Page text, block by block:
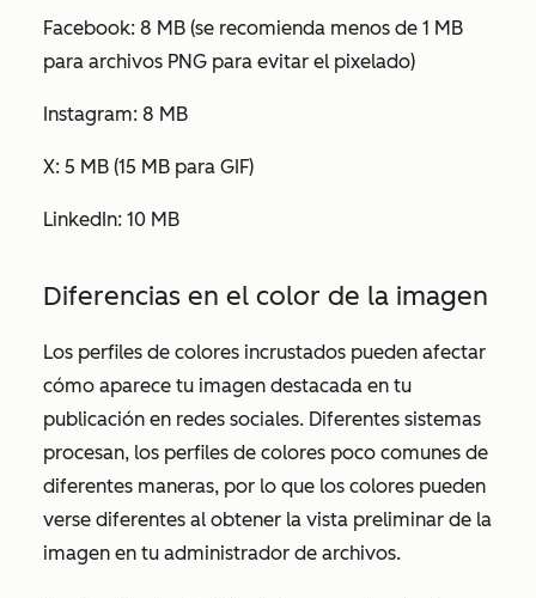
Facebook: 8 MB (se recomienda menos de 1 MB
para archivos PNG para evitar el pixelado)
Instagram: 8 MB
X: 5 MB (15 MB para GIF)
LinkedIn: 10 MB
Diferencias en el color de la imagen
Los perfiles de colores incrustados pueden afectar
cómo aparece tu imagen destacada en tu
publicación en redes sociales. Diferentes sistemas
procesan, los perfiles de colores poco comunes de
diferentes maneras, por lo que los colores pueden
verse diferentes al obtener la vista preliminar de la
imagen en tu administrador de archivos.